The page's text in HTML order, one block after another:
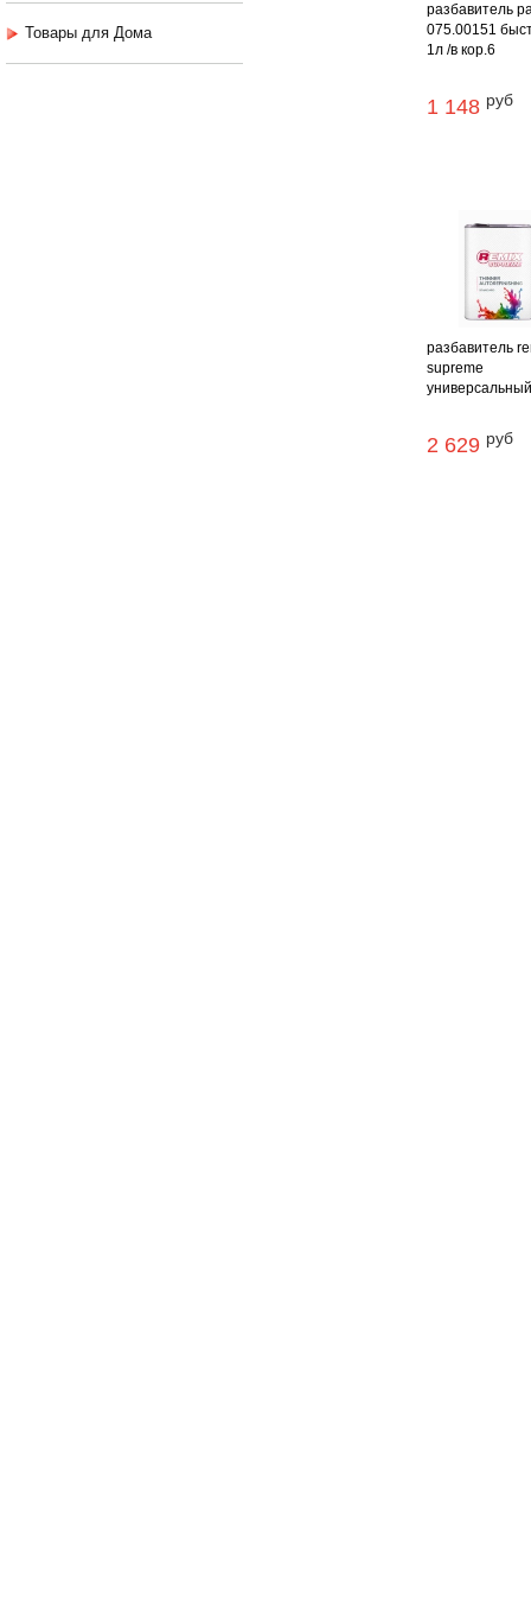
Товары для Дома
разбавитель
075.00151
1л /в кор.6
1 148 руб
разбавитель
supreme
2 629 руб